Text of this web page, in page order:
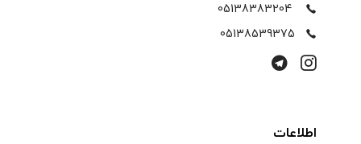
05138383204
05138539375
اطلاعات